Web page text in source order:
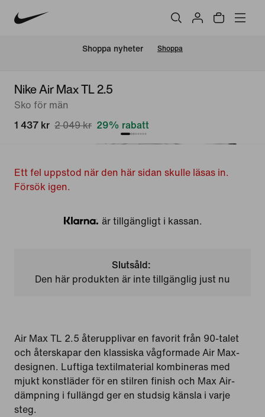
Shoppa nyheter Shoppa
Nike Air Max TL 2.5
Sko för män
1 437 kr 2 049 kr 29% rabatt
Ett fel uppstod när den här sidan skulle läsas in.
Försök igen.
Klarna
är tillgängligt i kassan.
Slutsåld:
Den här produkten är inte tillgänglig just nu
Air Max TL 2.5 återupplivar en favorit från 90-talet
och återskapar den klassiska vågformade Air Max-
designen. Luftiga textilmaterial kombineras med
mjukt konstläder för en stilren finish och Max Air-
dämpning i fullängd ger en studsig känsla i varje
steg.